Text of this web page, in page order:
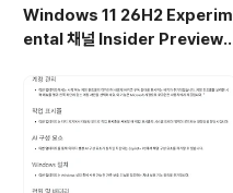
Windows 11 26H2 Experim
ental 채널 Insider Preview
업데이트(KB5101682) 통합 []